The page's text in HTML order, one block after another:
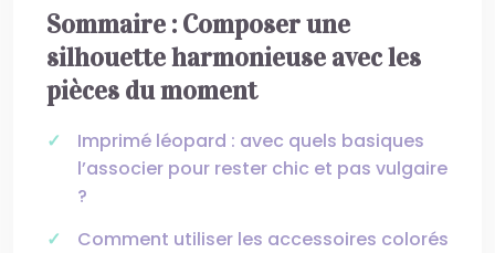
Sommaire : Composer une
silhouette harmonieuse avec les
pièces du moment
Imprimé léopard : avec quels basiques
l’associer pour rester chic et pas vulgaire
?
Comment utiliser les accessoires colorés